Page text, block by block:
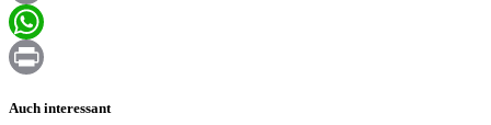
Email
WhatsApp
Auch interessant